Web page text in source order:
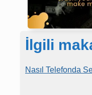
İlgili
Nasıl Telefonda